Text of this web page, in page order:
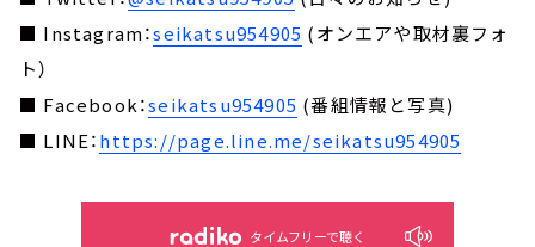
■ Instagram：seikatsu954905 (オンエアや取材裏フォ
ト）
■ Facebook：seikatsu954905 (番組情報と写真)
■ LINE：https://page.line.me/seikatsu954905
タイムフリーで聴く